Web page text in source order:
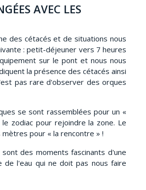
AVEC LES
des cétacés et de situations nous
: petit-déjeuner vers 7 heures
sur le pont et nous nous
la présence des cétacés ainsi
pas rare d'observer des orques
se sont rassemblées pour un «
zodiac pour rejoindre la zone. Le
pour « la rencontre » !
des moments fascinants d'une
l'eau qui ne doit pas nous faire